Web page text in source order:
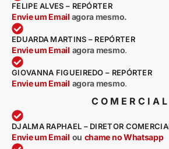
FELIPE ALVES – REPÓRTER
Envie um Email agora mesmo.
EDUARDA MARTINS – REPÓRTER
Envie um Email agora mesmo.
GIOVANNA FIGUEIREDO – REPÓRTER
Envie um Email agora mesmo.
COMERCIAL
DJALMA RAPHAEL – DIRETOR
Envie um Email ou chame no Whatsapp